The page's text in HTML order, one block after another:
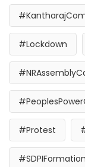
#Lockdown
#Protest